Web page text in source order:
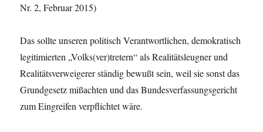
Nr. 2, Februar 2015)
Das sollte unseren politisch Verantwortlichen, demokratisch
legitimierten „Volks(ver)tretern“ als Realitätsleugner und
Realitätsverweigerer ständig bewußt sein, weil sie sonst das
Grundgesetz mißachten und das Bundesverfassungsgericht
zum Eingreifen verpflichtet wäre.